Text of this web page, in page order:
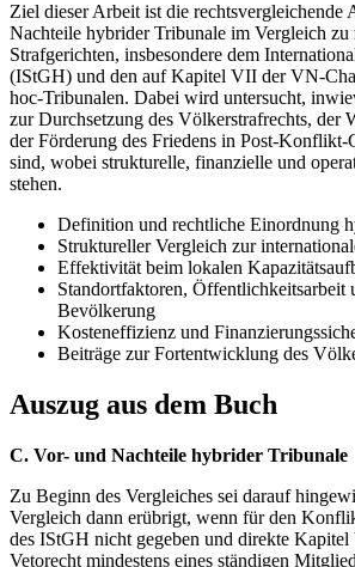
Ziel dieser Arbeit ist die rechtsvergleichende
Nachteile hybrider Tribunale im Vergleich zu
Strafgerichten, insbesondere dem
(IStGH) und den auf Kapitel VII der VN-
hoc-Tribunalen. Dabei wird untersucht,
zur Durchsetzung des Völkerstrafrechts, der
der Förderung des Friedens in Post-Konflikt-
sind, wobei strukturelle, finanzielle und
stehen.
Definition und rechtliche Einordnung
Struktureller Vergleich zur
Effektivität beim lokalen
Standortfaktoren, Öffentlichkeitsarbeit
Bevölkerung
Kosteneffizienz und
Beiträge zur Fortentwicklung des
Auszug aus dem Buch
C. Vor- und Nachteile hybrider Tribunale
Zu Beginn des Vergleiches sei darauf
Vergleich dann erübrigt, wenn für den
des IStGH nicht gegeben und direkte
Vetorecht mindestens eines ständigen